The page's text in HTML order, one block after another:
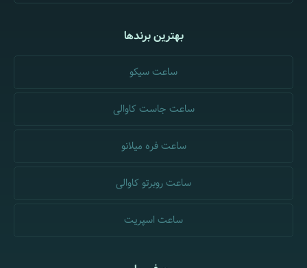
بهترین برندها
ساعت سیکو
ساعت جاست کاوالی
ساعت فره میلانو
ساعت روبرتو کاوالی
ساعت اسپریت